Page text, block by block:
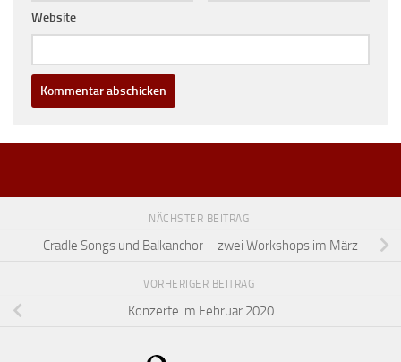
Website
NÄCHSTER BEITRAG
Cradle Songs und Balkanchor – zwei Workshops im März
VORHERIGER BEITRAG
Konzerte im Februar 2020